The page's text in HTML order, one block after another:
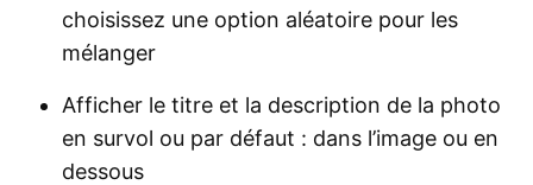
choisissez une option aléatoire pour les
mélanger
Afficher le titre et la description de la photo
en survol ou par défaut : dans l’image ou en
dessous